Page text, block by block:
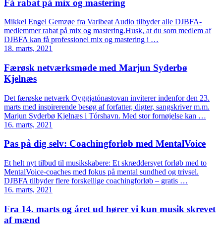
Få rabat på mix og mastering
Mikkel Engel Gemzøe fra Varibeat Audio tilbyder alle DJBFA-
medlemmer rabat på mix og mastering.Husk, at du som medlem af
DJBFA kan få professionel mix og mastering i …
18. marts, 2021
Færøsk netværksmøde med Marjun Syderbø
Kjelnæs
Det færøske netværk Oyggjatónastovan inviterer indenfor den 23.
marts med inspirerende besøg af forfatter, digter, sangskriver m.m.
Marjun Syderbø Kjelnæs i Tórshavn. Med stor fornøjelse kan …
16. marts, 2021
Pas på dig selv: Coachingforløb med MentalVoice
Et helt nyt tilbud til musikskabere: Et skræddersyet forløb med to
MentalVoice-coaches med fokus på mental sundhed og trivsel.
DJBFA tilbyder flere forskellige coachingforløb – gratis …
16. marts, 2021
Fra 14. marts og året ud hører vi kun musik skrevet
af mænd